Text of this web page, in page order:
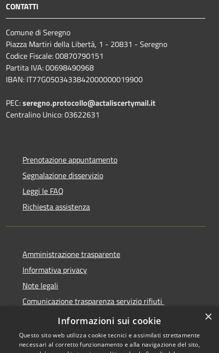
CONTATTI
Comune di Seregno
Piazza Martiri della Libertà, 1 - 20831 - Seregno
Codice Fiscale: 00870790151
Partita IVA: 00698490968
IBAN: IT77G0503433842000000019900
PEC:seregno.protocollo@actaliscertymail.it
Centralino Unico: 03622631
Prenotazione appuntamento
Segnalazione disservizio
Leggi le FAQ
Richiesta assistenza
Amministrazione trasparente
Informativa privacy
Note legali
Comunicazione trasparenza servizio rifiuti
Dichiarazione di accessibilità
×
Informazioni sui cookie
Questo sito web utilizza cookie tecnici e assimilati strettamente
necessari al corretto funzionamento e alla navigazione del sito,